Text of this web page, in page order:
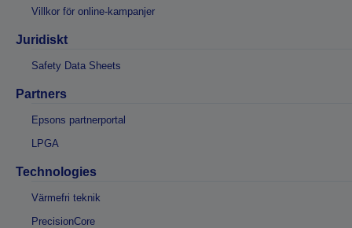
Villkor för online-kampanjer
Juridiskt
Safety Data Sheets
Partners
Epsons partnerportal
LPGA
Technologies
Värmefri teknik
PrecisionCore